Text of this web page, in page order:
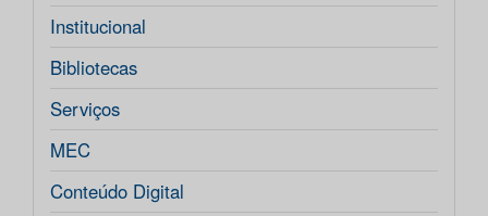
Institucional
Bibliotecas
Serviços
MEC
Conteúdo Digital